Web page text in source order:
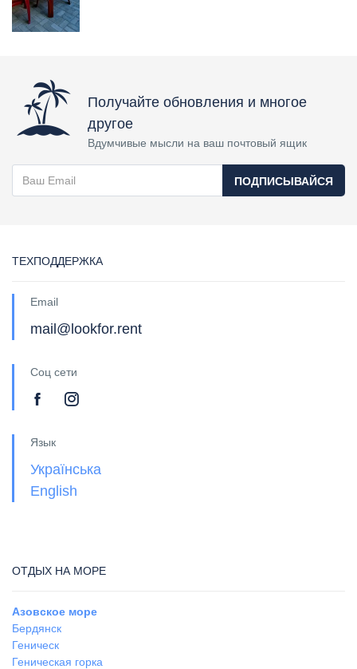
Получайте обновления и многое
другое
Вдумчивые мысли на ваш почтовый ящик
ПОДПИСЫВАЙСЯ
ТЕХПОДДЕРЖКА
Email
mail@lookfor.rent
Соц сети
Язык
Українська
English
ОТДЫХ НА МОРЕ
Азовское море
Бердянск
Геническ
Геническая горка